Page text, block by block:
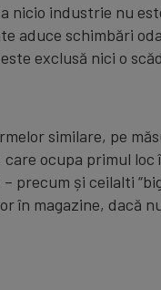
nicio industrie nu
aduce schimbări
exclusă nici o
similare, pe
ocupa primul
precum și ceilalti
în magazine, dacă